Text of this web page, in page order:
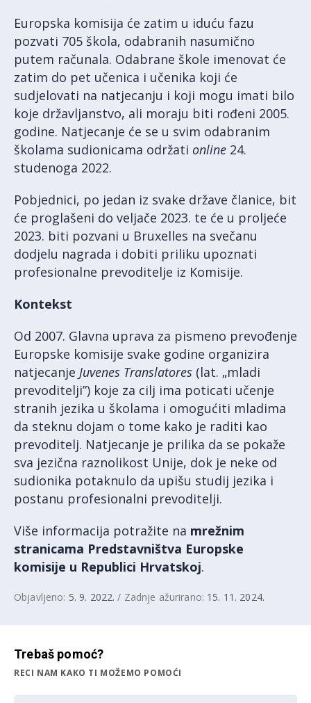
Europska komisija će zatim u iduću fazu
pozvati 705 škola, odabranih nasumično
putem računala. Odabrane škole imenovat će
zatim do pet učenica i učenika koji će
sudjelovati na natjecanju i koji mogu imati bilo
koje državljanstvo, ali moraju biti rođeni 2005.
godine. Natjecanje će se u svim odabranim
školama sudionicama održati online 24.
studenoga 2022.
Pobjednici, po jedan iz svake države članice, bit
će proglašeni do veljače 2023. te će u proljeće
2023. biti pozvani u Bruxelles na svečanu
dodjelu nagrada i dobiti priliku upoznati
profesionalne prevoditelje iz Komisije.
Kontekst
Od 2007. Glavna uprava za pismeno prevođenje
Europske komisije svake godine organizira
natjecanje Juvenes Translatores (lat. „mladi
prevoditelji”) koje za cilj ima poticati učenje
stranih jezika u školama i omogućiti mladima
da steknu dojam o tome kako je raditi kao
prevoditelj. Natjecanje je prilika da se pokaže
sva jezična raznolikost Unije, dok je neke od
sudionika potaknulo da upišu studij jezika i
postanu profesionalni prevoditelji.
Više informacija potražite na mrežnim
stranicama Predstavništva Europske
komisije u Republici Hrvatskoj.
Objavljeno: 5. 9. 2022. / Zadnje ažurirano: 15. 11. 2024.
Trebaš pomoć?
RECI NAM KAKO TI MOŽEMO POMOĆI